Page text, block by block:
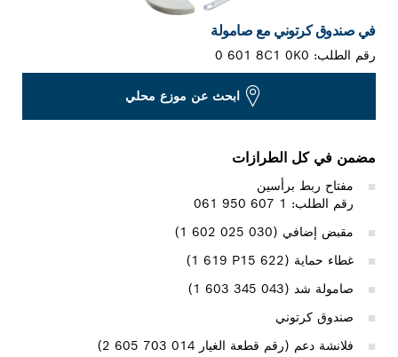
في صندوق كرتوني مع صامولة
رقم الطلب:0 601 8C1 0K0
ابحث عن موزع محلي
مضمن في كل الطرازات
مفتاح ربط برأسين
رقم الطلب: 1 607 950 061
مقبض إضافي (‎1 602 025 030)
غطاء حماية (‎1 619 P15 622)
صامولة شد (‎1 603 345 043)
صندوق كرتوني
فلانشة دعم (رقم قطعة الغيار ‎2 605 703 014)